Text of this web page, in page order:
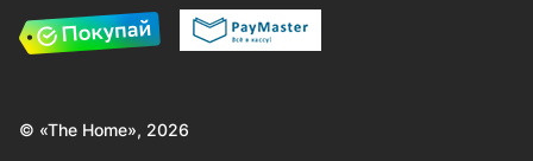
© «The Home», 2026